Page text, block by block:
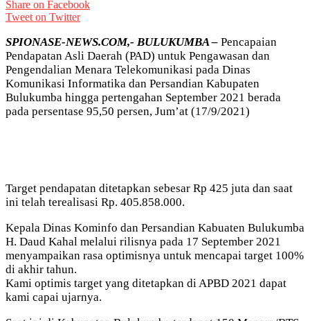
Share on Facebook
Tweet on Twitter
SPIONASE-NEWS.COM,- BULUKUMBA – Pencapaian
Pendapatan Asli Daerah (PAD) untuk Pengawasan dan
Pengendalian Menara Telekomunikasi pada Dinas
Komunikasi Informatika dan Persandian Kabupaten
Bulukumba hingga pertengahan September 2021 berada
pada persentase 95,50 persen, Jum’at (17/9/2021)
Target pendapatan ditetapkan sebesar Rp 425 juta dan saat
ini telah terealisasi Rp. 405.858.000.
Kepala Dinas Kominfo dan Persandian Kabuaten Bulukumba
H. Daud Kahal melalui rilisnya pada 17 September 2021
menyampaikan rasa optimisnya untuk mencapai target 100%
di akhir tahun.
Kami optimis target yang ditetapkan di APBD 2021 dapat
kami capai ujarnya.